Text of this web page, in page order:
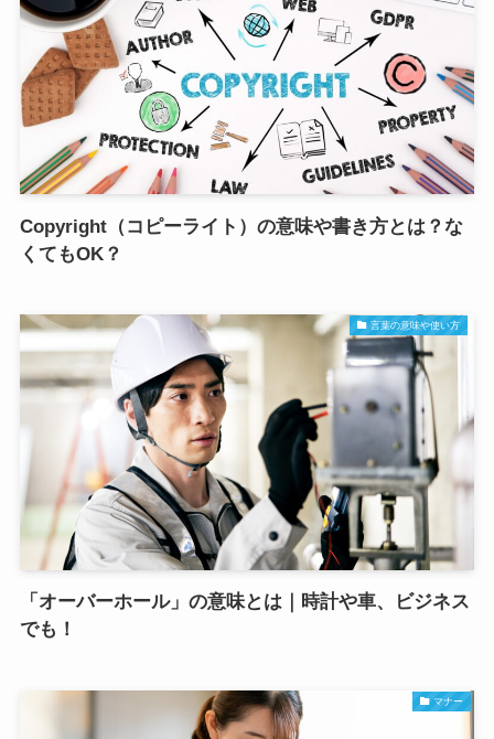
Copyright（コピーライト）の意味や書き方とは？な
くてもOK？
言葉の意味や使い方
「オーバーホール」の意味とは｜時計や車、ビジネス
でも！
マナー